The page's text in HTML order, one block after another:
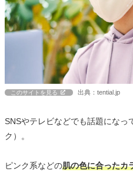
このサイトを見る 出典：tential.jp
SNSやテレビなどでも話題になっ
ク）。
ピンク系などの肌の色に合ったカ